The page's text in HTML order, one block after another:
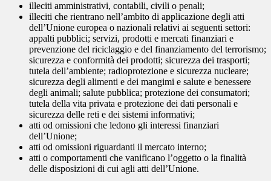
illeciti amministrativi, contabili, civili o penali;
illeciti che rientrano nell’ambito di applicazione degli atti
dell’Unione europea o nazionali relativi ai seguenti settori:
appalti pubblici; servizi, prodotti e mercati finanziari e
prevenzione del riciclaggio e del finanziamento del terrorismo;
sicurezza e conformità dei prodotti; sicurezza dei trasporti;
tutela dell’ambiente; radioprotezione e sicurezza nucleare;
sicurezza degli alimenti e dei mangimi e salute e benessere
degli animali; salute pubblica; protezione dei consumatori;
tutela della vita privata e protezione dei dati personali e
sicurezza delle reti e dei sistemi informativi;
atti od omissioni che ledono gli interessi finanziari
dell’Unione;
atti od omissioni riguardanti il mercato interno;
atti o comportamenti che vanificano l’oggetto o la finalità
delle disposizioni di cui agli atti dell’Unione.